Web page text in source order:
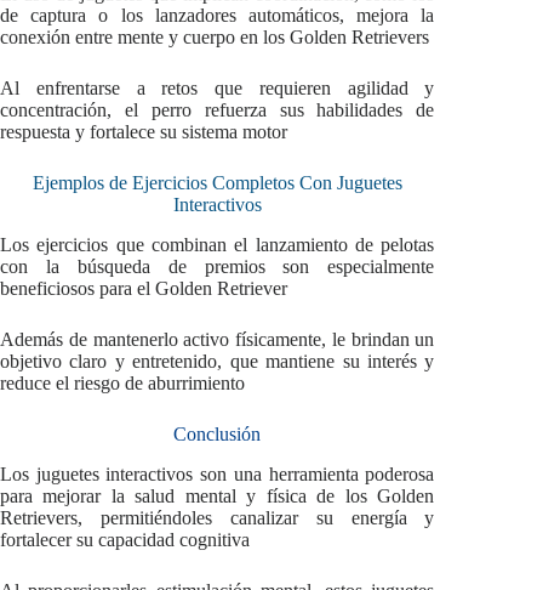
de captura o los lanzadores automáticos, mejora la
conexión entre mente y cuerpo en los Golden Retrievers
Al enfrentarse a retos que requieren agilidad y
concentración, el perro refuerza sus habilidades de
respuesta y fortalece su sistema motor
Ejemplos de Ejercicios Completos Con Juguetes
Interactivos
Los ejercicios que combinan el lanzamiento de pelotas
con la búsqueda de premios son especialmente
beneficiosos para el Golden Retriever
Además de mantenerlo activo físicamente, le brindan un
objetivo claro y entretenido, que mantiene su interés y
reduce el riesgo de aburrimiento
Conclusión
Los juguetes interactivos son una herramienta poderosa
para mejorar la salud mental y física de los Golden
Retrievers, permitiéndoles canalizar su energía y
fortalecer su capacidad cognitiva